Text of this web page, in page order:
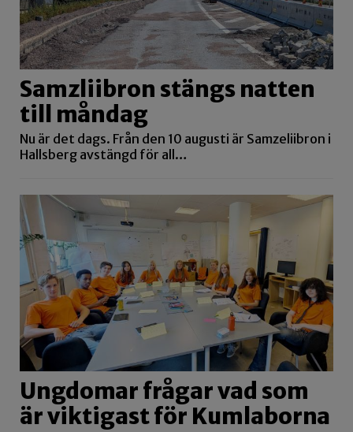
Samzliibron stängs natten
till måndag
Nu är det dags. Från den 10 augusti är Samzeliibron i
Hallsberg avstängd för all…
Ungdomar frågar vad som
är viktigast för Kumlaborna